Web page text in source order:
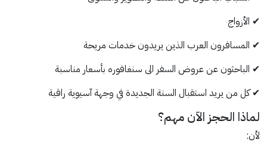
✔ الأزواج
✔ المسافرون العرب الذين يريدون خدمات مريحة
✔ الباحثون عن عروض السفر الى سنغافوره بأسعار مناسبة
✔ كل من يريد استقبال السنة الجديدة في وجهة آسيوية راقية
لماذا الحجز الآن مهم؟
لأن: